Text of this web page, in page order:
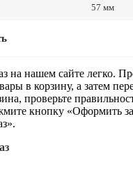
57 мм
на нашем сайте легко.
в корзину, а затем
проверьте
кнопку «Оформить